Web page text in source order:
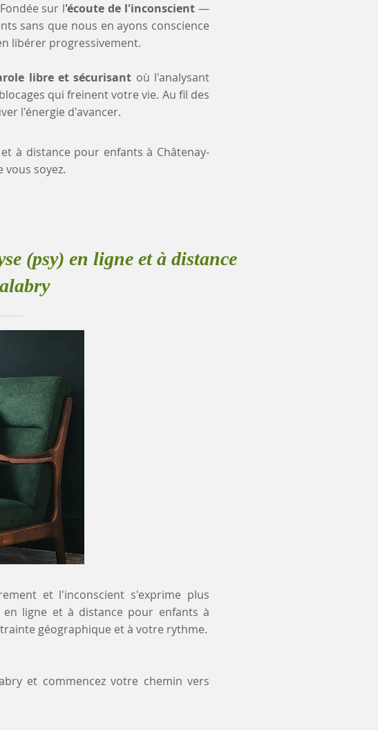
sur l'écoute de l'inconscient—
sans que nous en ayons conscience
libérer progressivement.
libre et sécurisant où l'analysant
qui freinent votre vie. Au fil des
l'énergie d'avancer.
à distance pour enfants à Châtenay-
soyez.
(psy) en ligne et à distance
et l'inconscient s'exprime plus
en ligne et à distance pour enfants à
géographique et à votre rythme.
et commencez votre chemin vers